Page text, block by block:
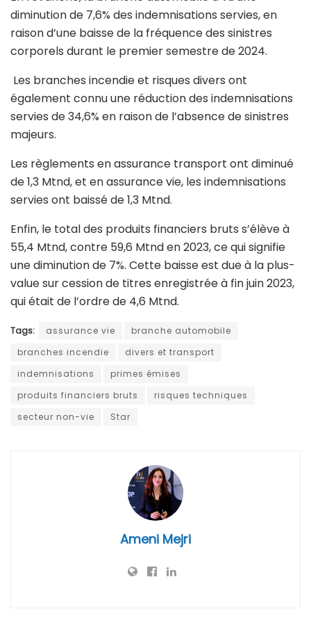
diminution de 7,6% des indemnisations servies, en
raison d’une baisse de la fréquence des sinistres
corporels durant le premier semestre de 2024.
Les branches incendie et risques divers ont
également connu une réduction des indemnisations
servies de 34,6% en raison de l’absence de sinistres
majeurs.
Les règlements en assurance transport ont diminué
de 1,3 Mtnd, et en assurance vie, les indemnisations
servies ont baissé de 1,3 Mtnd.
Enfin, le total des produits financiers bruts s’élève à
55,4 Mtnd, contre 59,6 Mtnd en 2023, ce qui signifie
une diminution de 7%. Cette baisse est due à la plus-
value sur cession de titres enregistrée à fin juin 2023,
qui était de l’ordre de 4,6 Mtnd.
Tags: assurance vie
branche automobile
branches incendie
divers et transport
indemnisations
primes émises
produits financiers bruts
risques techniques
secteur non-vie
Star
Ameni Mejri